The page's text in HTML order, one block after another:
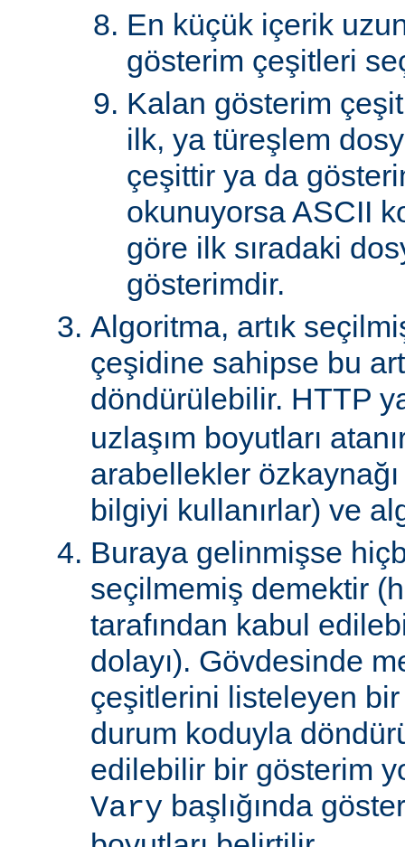
En küçük içerik
gösterim çeşitleri
Kalan gösterim
ilk, ya türeşlem
çeşittir ya da
okunuyorsa ASCII
göre ilk sıradaki
gösterimdir.
Algoritma, artık
çeşidine sahipse bu
döndürülebilir. HTTP
uzlaşım boyutları
arabellekler
bilgiyi kullanırlar) ve
Buraya gelinmişse
seçilmemiş demektir
tarafından kabul
dolayı). Gövdesinde
çeşitlerini listeleyen
durum koduyla
edilebilir bir gösterim
Vary başlığında